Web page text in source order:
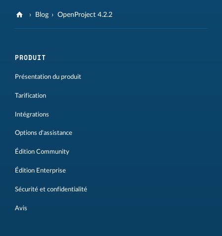
Blog OpenProject 4.2.2
PRODUIT
Présentation du produit
Tarification
Intégrations
Options d'assistance
Édition Community
Édition Enterprise
Sécurité et confidentialité
Avis